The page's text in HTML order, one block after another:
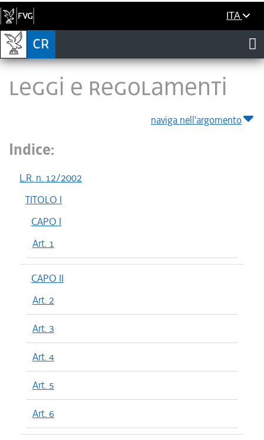
ITA
LEGGI E REGOLAMENTI
naviga nell'argomento
Indice:
L.R. n. 12/2002
TITOLO I
CAPO I
Art. 1
CAPO II
Art. 2
Art. 3
Art. 4
Art. 5
Art. 6